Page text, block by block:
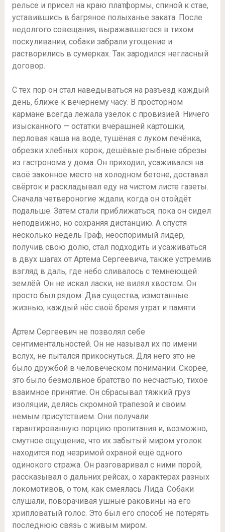
рельсе и присел на краю платформы, спиной к стае,
уставившись в багряное полыханье заката. После
недолгого совещания, выражавшегося в тихом
поскуливании, собаки забрали угощение и
растворились в сумерках. Так зародился негласный
договор.
С тех пор он стал наведываться на разъезд каждый
день, ближе к вечернему часу. В просторном
кармане всегда лежала узелок с провизией. Ничего
изысканного — остатки вчерашней картошки,
перловая каша на воде, тушёная с луком печёнка,
обрезки хлебных корок, дешёвые рыбные обрезы
из гастронома у дома. Он приходил, усаживался на
своё законное место на холодном бетоне, доставал
свёрток и раскладывал еду на чистом листе газеты.
Сначала четвероногие ждали, когда он отойдёт
подальше. Затем стали приближаться, пока он сидел
неподвижно, но сохраняя дистанцию. А спустя
несколько недель Граф, неоспоримый лидер,
получив свою долю, стал подходить и усаживаться
в двух шагах от Артема Сергеевича, также устремив
взгляд в даль, где небо сливалось с темнеющей
землёй. Он не искал ласки, не вилял хвостом. Он
просто был рядом. Два существа, измотанные
жизнью, каждый нёс своё бремя утрат и памяти.
Артем Сергеевич не позволял себе
сентиментальностей. Он не называл их по имени
вслух, не пытался прикоснуться. Для него это не
было дружбой в человеческом понимании. Скорее,
это было безмолвное братство по несчастью, тихое
взаимное принятие. Он сбрасывал тяжкий груз
изоляции, делясь скромной трапезой и своим
немым присутствием. Они получали
гарантированную порцию пропитания и, возможно,
смутное ощущение, что их забытый миром уголок
находится под незримой охраной ещё одного
одинокого стража. Он разговаривал с ними порой,
рассказывал о дальних рейсах, о характерах разных
локомотивов, о том, как смеялась Лида. Собаки
слушали, поворачивая ушные раковины на его
хрипловатый голос. Это был его способ не потерять
последнюю связь с живым миром.